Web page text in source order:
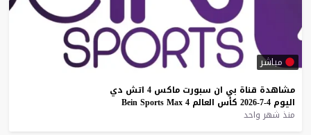
مباشر
مشاهدة قناة بي ان سبورت ماكس 4 اتش دي
اليوم 4-7-2026 كأس العالم Bein Sports Max 4
منذ شهر واحد